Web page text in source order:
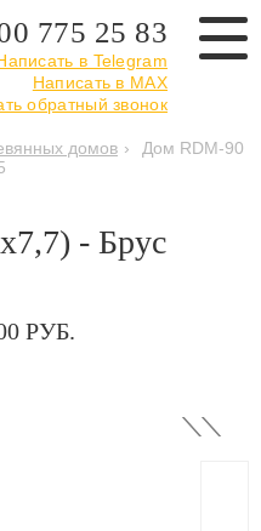
775 25 83
в Telegram
Написать в MAX
обратный звонок
домов ›
Дом RDM-90
- Брус
РУБ. ›